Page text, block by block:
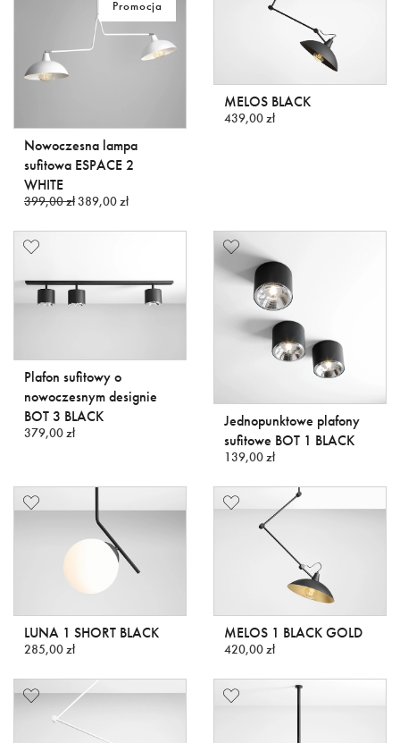
Promocja
Nowoczesna lampa
sufitowa ESPACE 2
WHITE
399,00 zł389,00 zł
MELOS BLACK
439,00 zł
Plafon sufitowy o
nowoczesnym designie
BOT 3 BLACK
379,00 zł
Jednopunktowe plafony
sufitowe BOT 1 BLACK
139,00 zł
LUNA 1 SHORT BLACK
285,00 zł
MELOS 1 BLACK GOLD
420,00 zł